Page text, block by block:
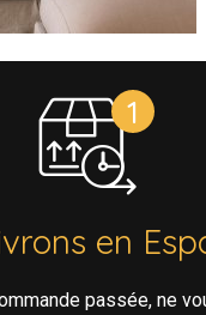
en
passée, ne